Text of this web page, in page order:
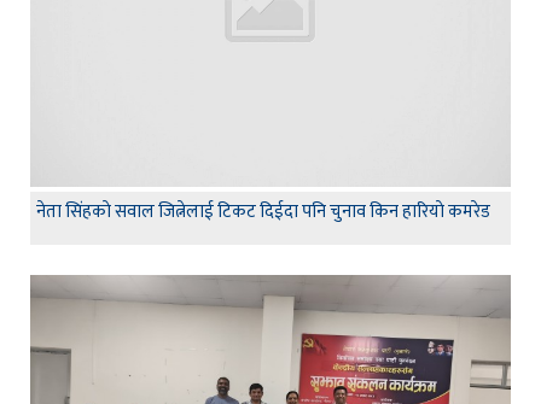
नेता सिंहकाे सवाल जित्नेलाई टिकट दिईदा पनि चुनाव किन हारियाे कमरेड